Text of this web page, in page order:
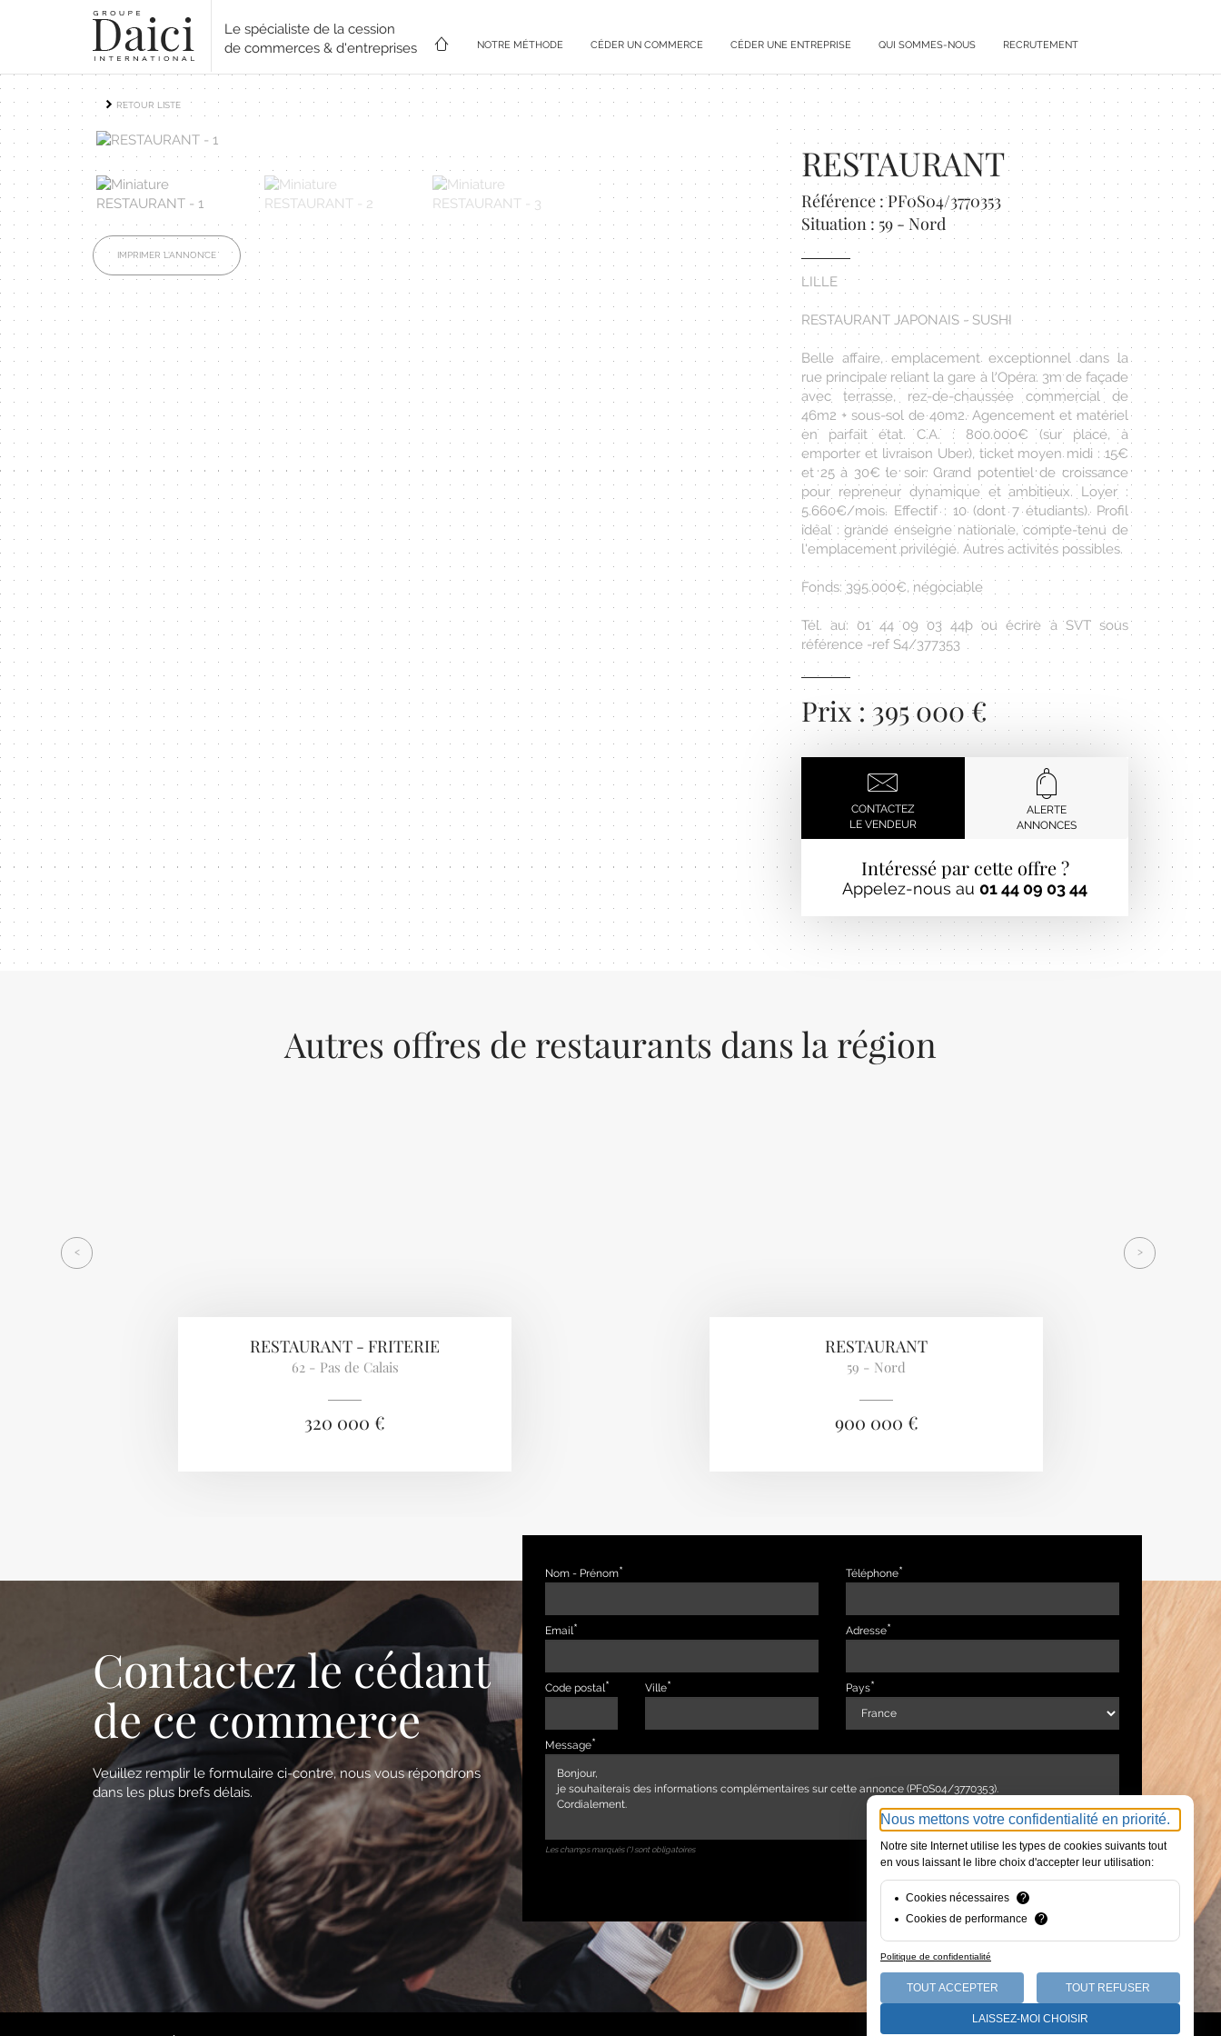
Le spécialiste de la cession
de commerces & d'entreprises
NOTRE MÉTHODE CÉDER UN COMMERCE CÉDER UNE ENTREPRISE QUI SOMMES-NOUS RECRUTEMENT
RETOUR LISTE
IMPRIMER L'ANNONCE
RESTAURANT
Référence : PF0S04/3770353
Situation : 59 - Nord
LILLE
RESTAURANT JAPONAIS - SUSHI
Belle affaire, emplacement exceptionnel dans la
rue principale reliant la gare à l'Opéra. 3m de façade
avec terrasse, rez-de-chaussée commercial de
46m2 + sous-sol de 40m2. Agencement et matériel
en parfait état. C.A. : 800.000€ (sur place, à
emporter et livraison Uber), ticket moyen midi : 15€
et 25 à 30€ le soir. Grand potentiel de croissance
pour repreneur dynamique et ambitieux. Loyer :
5.660€/mois. Effectif : 10 (dont 7 étudiants). Profil
idéal : grande enseigne nationale, compte-tenu de
l'emplacement privilégié. Autres activités possibles.
Fonds: 395.000€, négociable
Tél. au: 01 44 09 03 44þ ou écrire à SVT sous
référence -ref S4/377353
Prix : 395 000 €
CONTACTEZ
LE VENDEUR
ALERTE
ANNONCES
Intéressé par cette offre ?
Appelez-nous au 01 44 09 03 44
Autres offres de restaurants dans la région
RESTAURANT - FRITERIE
62 - Pas de Calais
320 000 €
RESTAURANT
59 - Nord
900 000 €
< >
Contactez le cédant
de ce commerce
Veuillez remplir le formulaire ci-contre, nous vous répondrons
dans les plus brefs délais.
Nom - Prénom Téléphone
Email Adresse
Code postal Ville Pays
Message
Les champs marqués (*) sont obligatoires
Nous mettons votre confidentialité en priorité.
Notre site Internet utilise les types de cookies suivants tout
en vous laissant le libre choix d'accepter leur utilisation:
Cookies nécessaires
?
Cookies de performance
?
Politique de confidentialité
TOUT ACCEPTER TOUT REFUSER
LAISSEZ-MOI CHOISIR